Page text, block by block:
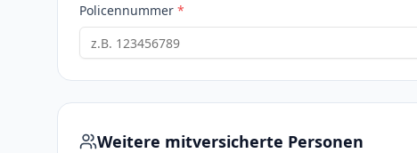
Policennummer *
Weitere mitversicherte Personen